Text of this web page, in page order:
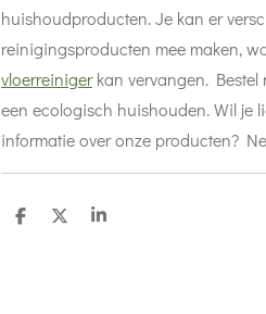
huishoudproducten. Je kan er
reinigingsproducten mee maken,
vloerreinigerkan vervangen. Bestel
een ecologisch huishouden. Wil je
informatie over onze producten?
D
D
S